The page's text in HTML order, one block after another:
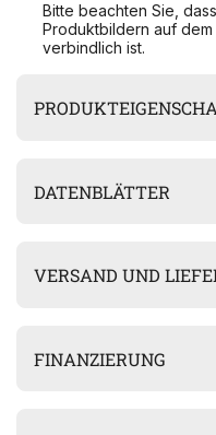
Bitte beachten Sie,
Produktbildern auf
verbindlich ist.
DATENBLÄTTER
VERSAND UND
FINANZIERUNG